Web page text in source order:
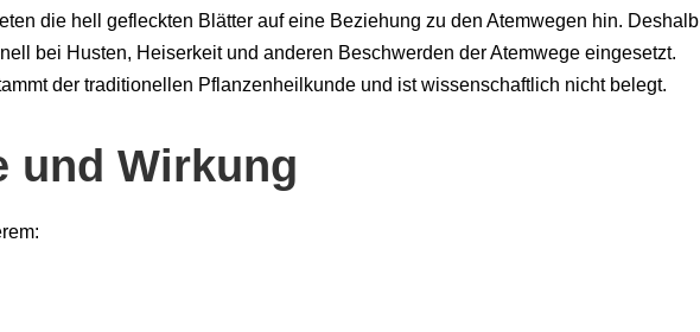
die hell gefleckten Blätter auf eine Beziehung zu den Atemwegen hin. Deshalb
bei Husten, Heiserkeit und anderen Beschwerden der Atemwege eingesetzt.
der traditionellen Pflanzenheilkunde und ist wissenschaftlich nicht belegt.
und Wirkung